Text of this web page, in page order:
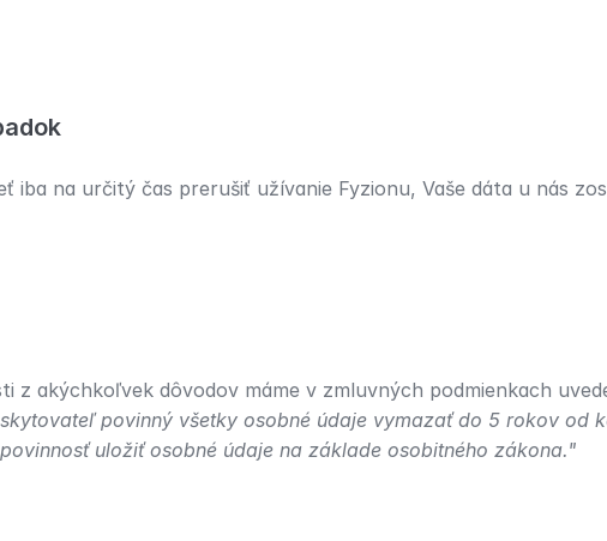
iba na určitý čas prerušiť užívanie Fyzionu, Vaše dáta u nás
z akýchkoľvek dôvodov máme v zmluvných podmienkach
povinný všetky osobné údaje vymazať do 5 rokov od
uložiť osobné údaje na základe osobitného zákona."